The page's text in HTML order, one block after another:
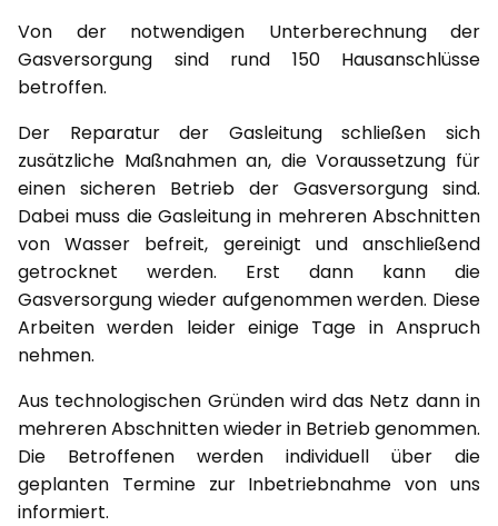
Von der notwendigen Unterberechnung der
Gasversorgung sind rund 150 Hausanschlüsse
betroffen.
Der Reparatur der Gasleitung schließen sich
zusätzliche Maßnahmen an, die Voraussetzung für
einen sicheren Betrieb der Gasversorgung sind.
Dabei muss die Gasleitung in mehreren Abschnitten
von Wasser befreit, gereinigt und anschließend
getrocknet werden. Erst dann kann die
Gasversorgung wieder aufgenommen werden. Diese
Arbeiten werden leider einige Tage in Anspruch
nehmen.
Aus technologischen Gründen wird das Netz dann in
mehreren Abschnitten wieder in Betrieb genommen.
Die Betroffenen werden individuell über die
geplanten Termine zur Inbetriebnahme von uns
informiert.